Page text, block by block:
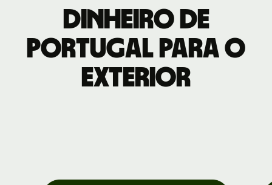
dinheiro de
Portugal para o
exterior